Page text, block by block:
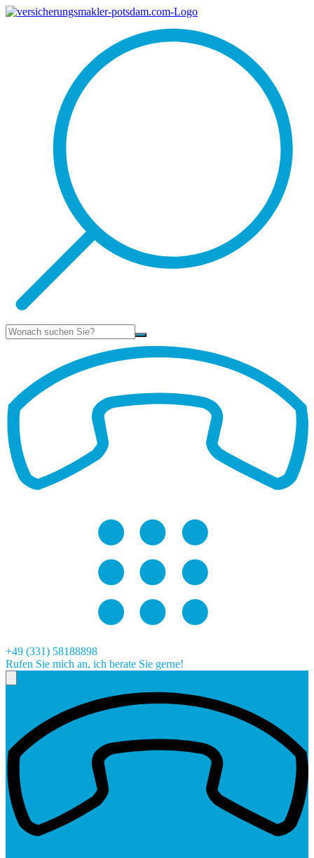
Suche
+49 (331) 58188898
Rufen Sie mich an, ich berate Sie gerne!